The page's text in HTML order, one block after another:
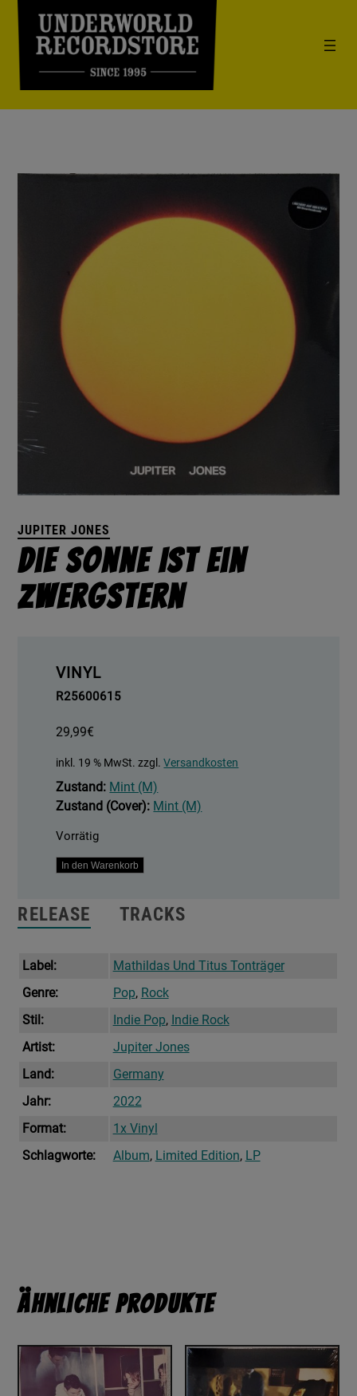
JUPITER JONES
Die Sonne Ist Ein
Zwergstern
VINYL
R25600615
29,99€
inkl. 19 % MwSt. zzgl.Versandkosten
Zustand: Mint (M)
Zustand (Cover): Mint (M)
Vorrätig
Die
Ist
Ein
Menge
In den Warenkorb
RELEASE TRACKS
Label:
Mathildas Und Titus Tonträger
Genre:
Pop, Rock
Stil:
Indie Pop, Indie Rock
Artist:
Jupiter Jones
Land:
Germany
Jahr:
2022
Format:
1x Vinyl
Schlagworte:
Album, Limited Edition, LP
Ähnliche Produkte